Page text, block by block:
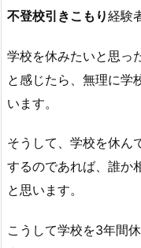
不登校引きこもり経験
学校を休みたいと思っ
と感じたら、無理に学
います。
そうして、学校を休ん
するのであれば、誰か
と思います。
こうして学校を3年間